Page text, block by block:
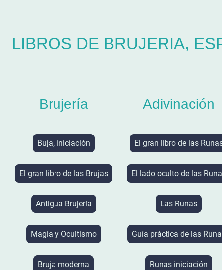
LIBROS DE BRUJERIA,
Brujería
Buja, iniciación
El gran libro de las Brujas
Antigua Brujería
Magia y Ocultismo
Bruja moderna
Adivinación
El gran libro de las
El lado oculto de las
Las Runas
Guía práctica de las
Runas iniciación